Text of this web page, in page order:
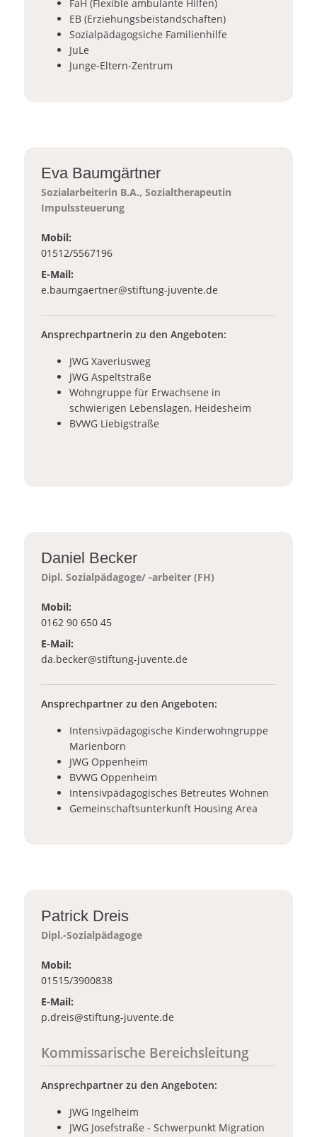
FaH (Flexible ambulante Hilfen)
EB (Erziehungsbeistandschaften)
Sozialpädagogsiche Familienhilfe
JuLe
Junge-Eltern-Zentrum
Eva Baumgärtner
Sozialarbeiterin B.A., Sozialtherapeutin
Impulssteuerung
Mobil:
01512/5567196
E-Mail:
e.baumgaertner
_at_
stiftung-juvente.de
Ansprechpartnerin zu den Angeboten:
JWG Xaveriusweg
JWG Aspeltstraße
Wohngruppe für Erwachsene in
schwierigen Lebenslagen, Heidesheim
BVWG Liebigstraße
Daniel Becker
Dipl. Sozialpädagoge/ -arbeiter (FH)
Mobil:
0162 90 650 45
E-Mail:
da.becker
_at_
stiftung-juvente.de
Ansprechpartner zu den Angeboten:
Intensivpädagogische Kinderwohngruppe
Marienborn
JWG Oppenheim
BVWG Oppenheim
Intensivpädagogisches Betreutes Wohnen
Gemeinschaftsunterkunft Housing Area
Patrick Dreis
Dipl.-Sozialpädagoge
Mobil:
01515/3900838
E-Mail:
p.dreis
_at_
stiftung-juvente.de
Kommissarische Bereichsleitung
Ansprechpartner zu den Angeboten:
JWG Ingelheim
JWG Josefstraße - Schwerpunkt Migration